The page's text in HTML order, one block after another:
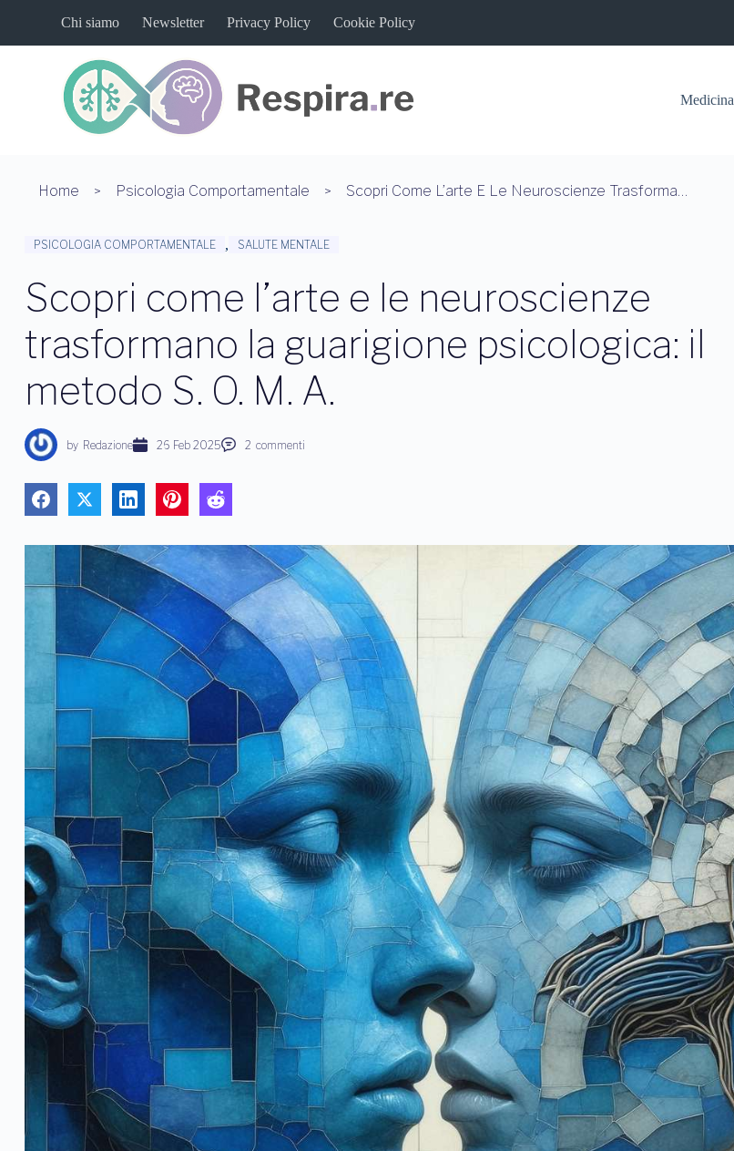
l
Chi siamo Newsletter Privacy Policy Cookie Policy
Medicina
Home Psicologia Comportamentale Scopri Come L’arte E Le Neuroscienze Trasformano La Guarigione Psicologica: Il Metodo S. O. M. A.
PSICOLOGIA COMPORTAMENTALE , SALUTE MENTALE
Scopri come l’arte e le neuroscienze
trasformano la guarigione psicologica: il
metodo S. O. M. A.
by Redazione 26 Feb 2025 2 commenti